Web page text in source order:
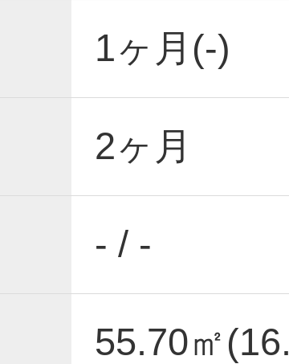
1ヶ月(-)
2ヶ月
- / -
55.70㎡